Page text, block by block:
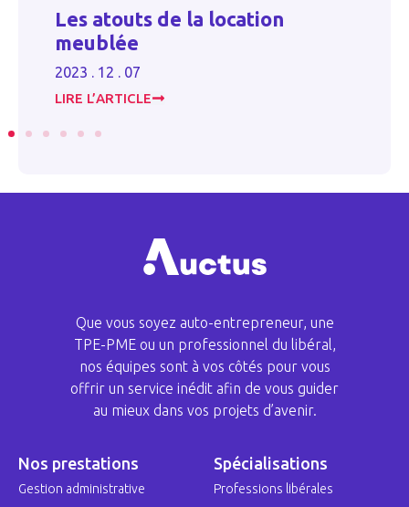
Les atouts de la location
meublée
2023 . 12 . 07
LIRE L’ARTICLE
Que vous soyez auto-entrepreneur, une
TPE-PME ou un professionnel du libéral,
nos équipes sont à vos côtés pour vous
offrir un service inédit afin de vous guider
au mieux dans vos projets d’avenir.
Nos prestations
Gestion administrative
Spécialisations
Professions libérales